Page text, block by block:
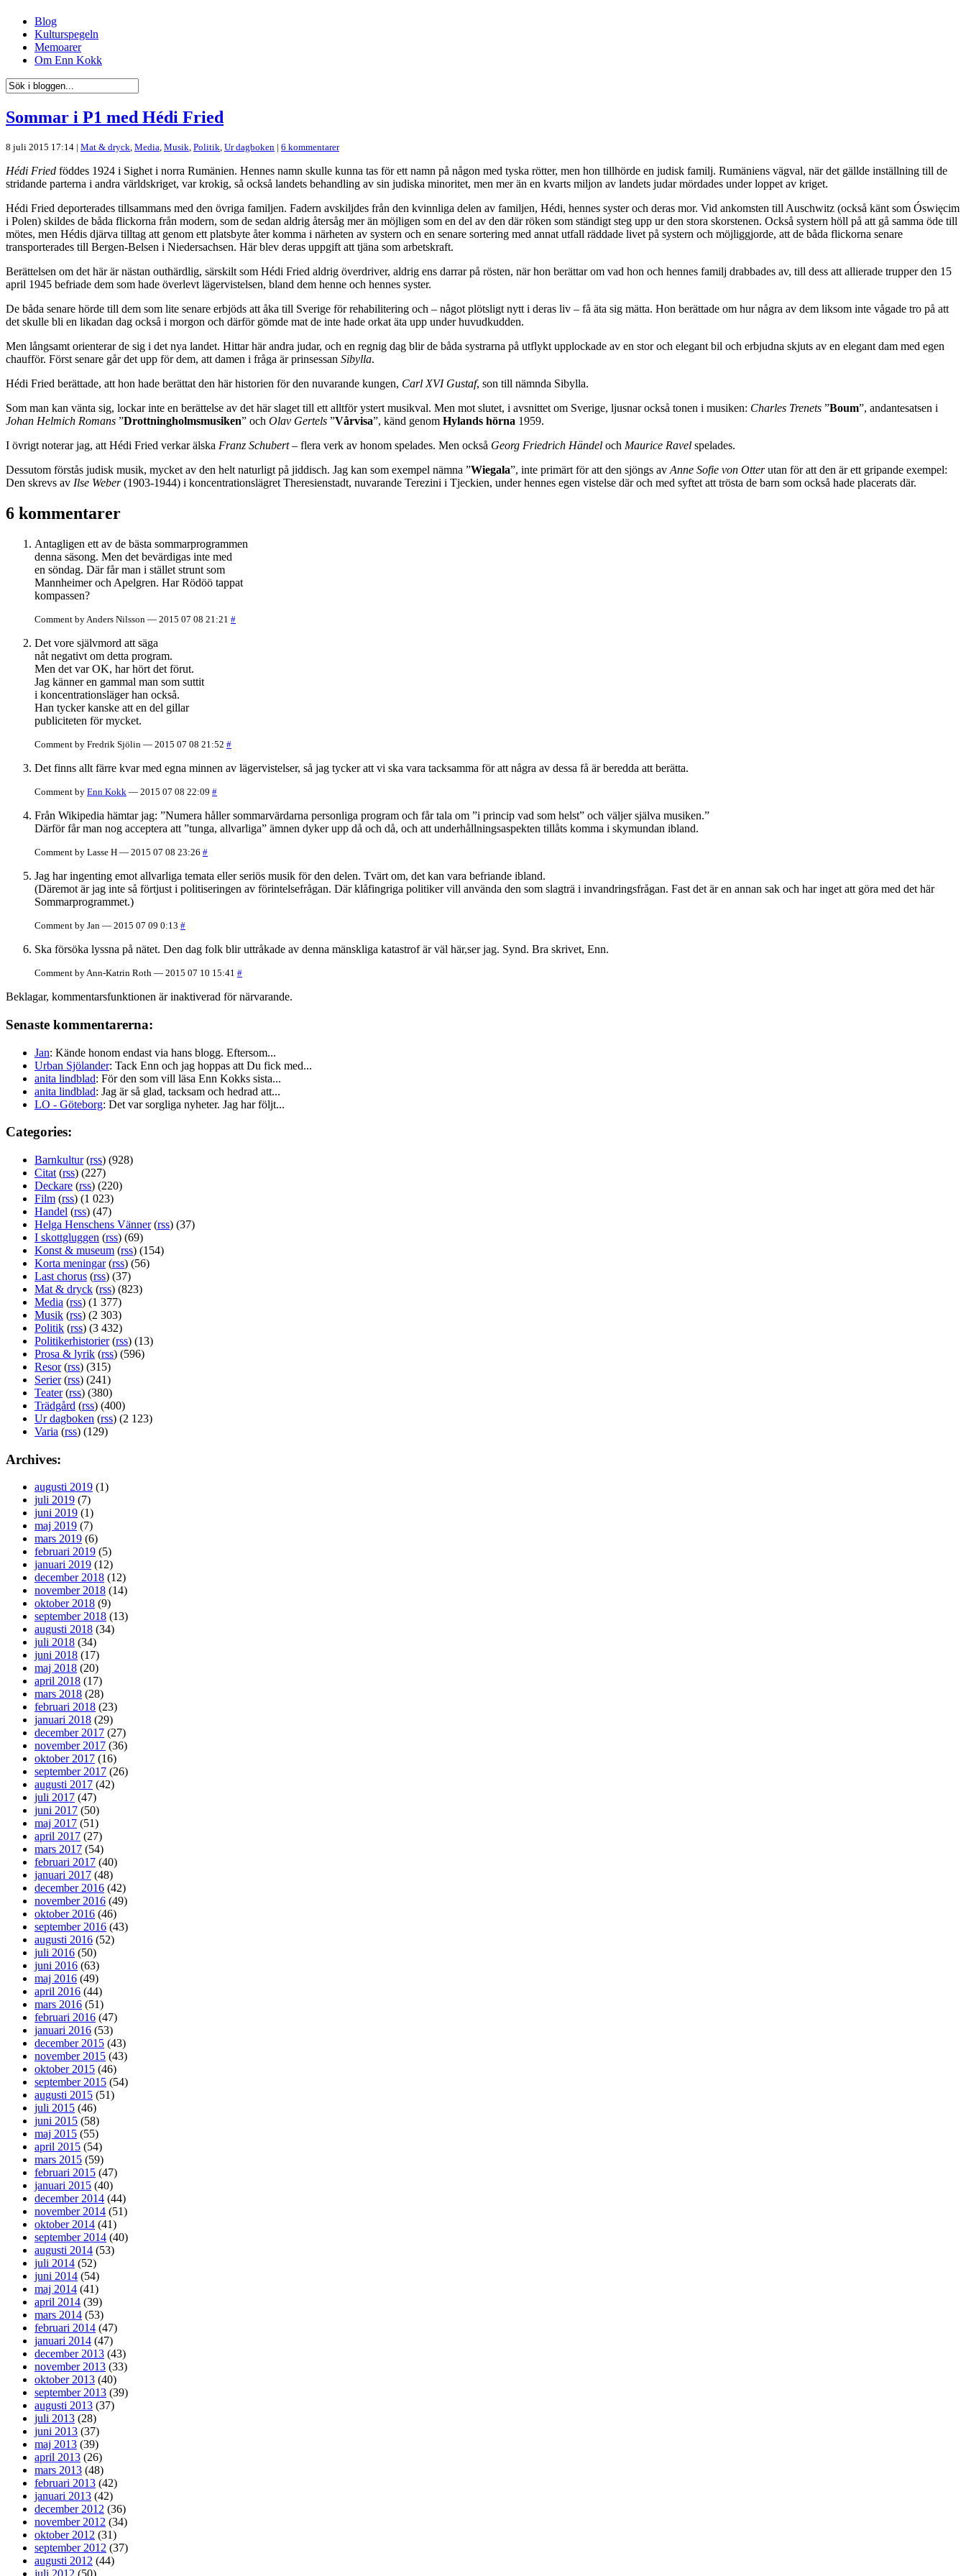
Blog
Kulturspegeln
Memoarer
Om Enn Kokk
Sommar i P1 med Hédi Fried
8 juli 2015 17:14 | Mat & dryck, Media, Musik, Politik, Ur dagboken | 6 kommentarer
Hédi Fried föddes 1924 i Sighet i norra Rumänien. Hennes namn skulle kunna tas för ett namn på någon med tyska rötter, men hon tillhörde en judisk familj. Rumäniens vägval, när det gällde inställning till de
stridande parterna i andra världskriget, var krokig, så också landets behandling av sin judiska minoritet, men mer än en kvarts miljon av landets judar mördades under loppet av kriget.
Hédi Fried deporterades tillsammans med den övriga familjen. Fadern avskiljdes från den kvinnliga delen av familjen, Hédi, hennes syster och deras mor. Vid ankomsten till Auschwitz (också känt som Óswięcim
i Polen) skildes de båda flickorna från modern, som de sedan aldrig återsåg mer än möjligen som en del av den där röken som ständigt steg upp ur den stora skorstenen. Också systern höll på att gå samma öde till
mötes, men Hédis djärva tilltag att genom ett platsbyte åter komma i närheten av systern och en senare sortering med annat utfall räddade livet på systern och möjliggjorde, att de båda flickorna senare
transporterades till Bergen-Belsen i Niedersachsen. Här blev deras uppgift att tjäna som arbetskraft.
Berättelsen om det här är nästan outhärdlig, särskilt som Hédi Fried aldrig överdriver, aldrig ens darrar på rösten, när hon berättar om vad hon och hennes familj drabbades av, till dess att allierade trupper den 15
april 1945 befriade dem som hade överlevt lägervistelsen, bland dem henne och hennes syster.
De båda senare hörde till dem som lite senare erbjöds att åka till Sverige för rehabilitering och – något plötsligt nytt i deras liv – få äta sig mätta. Hon berättade om hur några av dem liksom inte vågade tro på att
det skulle bli en likadan dag också i morgon och därför gömde mat de inte hade orkat äta upp under huvudkudden.
Men långsamt orienterar de sig i det nya landet. Hittar här andra judar, och en regnig dag blir de båda systrarna på utflykt upplockade av en stor och elegant bil och erbjudna skjuts av en elegant dam med egen
chaufför. Först senare går det upp för dem, att damen i fråga är prinsessan Sibylla.
Hédi Fried berättade, att hon hade berättat den här historien för den nuvarande kungen, Carl XVI Gustaf, son till nämnda Sibylla.
Som man kan vänta sig, lockar inte en berättelse av det här slaget till ett alltför ystert musikval. Men mot slutet, i avsnittet om Sverige, ljusnar också tonen i musiken: Charles Trenets ”Boum”, andantesatsen i
Johan Helmich Romans ”Drottningholmsmusiken” och Olav Gertels ”Vårvisa”, känd genom Hylands hörna 1959.
I övrigt noterar jag, att Hédi Fried verkar älska Franz Schubert– flera verk av honom spelades. Men också Georg Friedrich Händel och Maurice Ravel spelades.
Dessutom förstås judisk musik, mycket av den helt naturligt på jiddisch. Jag kan som exempel nämna ”Wiegala”, inte primärt för att den sjöngs av Anne Sofie von Otterutan för att den är ett gripande exempel:
Den skrevs av Ilse Weber(1903-1944) i koncentrationslägret Theresienstadt, nuvarande Terezini i Tjeckien, under hennes egen vistelse där och med syftet att trösta de barn som också hade placerats där.
6 kommentarer
Antagligen ett av de bästa sommarprogrammen
denna säsong. Men det bevärdigas inte med
en söndag. Där får man i stället strunt som
Mannheimer och Apelgren. Har Rödöö tappat
kompassen?
Comment by Anders Nilsson — 2015 07 08 21:21 #
Det vore självmord att säga
nåt negativt om detta program.
Men det var OK, har hört det förut.
Jag känner en gammal man som suttit
i koncentrationsläger han också.
Han tycker kanske att en del gillar
publiciteten för mycket.
Comment by Fredrik Sjölin — 2015 07 08 21:52 #
Det finns allt färre kvar med egna minnen av lägervistelser, så jag tycker att vi ska vara tacksamma för att några av dessa få är beredda att berätta.
Comment by Enn Kokk — 2015 07 08 22:09 #
Från Wikipedia hämtar jag: ”Numera håller sommarvärdarna personliga program och får tala om ”i princip vad som helst” och väljer själva musiken.”
Därför får man nog acceptera att ”tunga, allvarliga” ämnen dyker upp då och då, och att underhållningsaspekten tillåts komma i skymundan ibland.
Comment by Lasse H — 2015 07 08 23:26 #
Jag har ingenting emot allvarliga temata eller seriös musik för den delen. Tvärt om, det kan vara befriande ibland.
(Däremot är jag inte så förtjust i politiseringen av förintelsefrågan. Där klåfingriga politiker vill använda den som slagträ i invandringsfrågan. Fast det är en annan sak och har inget att göra med det här
Sommarprogrammet.)
Comment by Jan — 2015 07 09 0:13 #
Ska försöka lyssna på nätet. Den dag folk blir uttråkade av denna mänskliga katastrof är väl här,ser jag. Synd. Bra skrivet, Enn.
Comment by Ann-Katrin Roth — 2015 07 10 15:41 #
Beklagar, kommentarsfunktionen är inaktiverad för närvarande.
Senaste kommentarerna:
Jan: Kände honom endast via hans blogg. Eftersom...
Urban Sjölander: Tack Enn och jag hoppas att Du fick med...
anita lindblad: För den som vill läsa Enn Kokks sista...
anita lindblad: Jag är så glad, tacksam och hedrad att...
LO - Göteborg: Det var sorgliga nyheter. Jag har följt...
Categories:
Barnkultur(rss) (928)
Citat (rss) (227)
Deckare (rss) (220)
Film (rss) (1 023)
Handel (rss) (47)
Helga Henschens Vänner(rss) (37)
I skottgluggen (rss) (69)
Konst & museum (rss) (154)
Korta meningar(rss) (56)
Last chorus (rss) (37)
Mat & dryck (rss) (823)
Media (rss) (1 377)
Musik (rss) (2 303)
Politik (rss) (3 432)
Politikerhistorier(rss) (13)
Prosa & lyrik (rss) (596)
Resor(rss) (315)
Serier(rss) (241)
Teater(rss) (380)
Trädgård (rss) (400)
Ur dagboken (rss) (2 123)
Varia (rss) (129)
Archives:
augusti 2019 (1)
juli 2019 (7)
juni 2019 (1)
maj 2019 (7)
mars 2019 (6)
februari 2019 (5)
januari 2019 (12)
december 2018 (12)
november 2018 (14)
oktober 2018 (9)
september 2018 (13)
augusti 2018 (34)
juli 2018 (34)
juni 2018 (17)
maj 2018 (20)
april 2018 (17)
mars 2018 (28)
februari 2018 (23)
januari 2018 (29)
december 2017 (27)
november 2017 (36)
oktober 2017 (16)
september 2017 (26)
augusti 2017 (42)
juli 2017 (47)
juni 2017 (50)
maj 2017 (51)
april 2017 (27)
mars 2017 (54)
februari 2017 (40)
januari 2017 (48)
december 2016 (42)
november 2016 (49)
oktober 2016 (46)
september 2016 (43)
augusti 2016 (52)
juli 2016 (50)
juni 2016 (63)
maj 2016 (49)
april 2016 (44)
mars 2016 (51)
februari 2016 (47)
januari 2016 (53)
december 2015 (43)
november 2015 (43)
oktober 2015 (46)
september 2015 (54)
augusti 2015 (51)
juli 2015 (46)
juni 2015 (58)
maj 2015 (55)
april 2015 (54)
mars 2015 (59)
februari 2015 (47)
januari 2015 (40)
december 2014 (44)
november 2014 (51)
oktober 2014 (41)
september 2014 (40)
augusti 2014 (53)
juli 2014 (52)
juni 2014 (54)
maj 2014 (41)
april 2014 (39)
mars 2014 (53)
februari 2014 (47)
januari 2014 (47)
december 2013 (43)
november 2013 (33)
oktober 2013 (40)
september 2013 (39)
augusti 2013 (37)
juli 2013 (28)
juni 2013 (37)
maj 2013 (39)
april 2013 (26)
mars 2013 (48)
februari 2013 (42)
januari 2013 (42)
december 2012 (36)
november 2012 (34)
oktober 2012 (31)
september 2012 (37)
augusti 2012 (44)